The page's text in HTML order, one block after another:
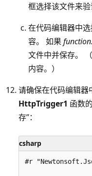
框选择该文件来验
在代码编辑器中
容。 如果
文件中并保存。
内容。）
请确保在代码编辑器
HttpTrigger1 函数
存”：
csharp
#r